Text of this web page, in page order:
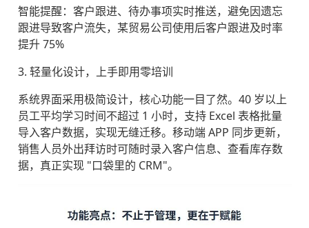
智能提醒：客户跟进、待办事项实时推送，避免因遗忘
跟进导致客户流失，某贸易公司使用后客户跟进及时率
提升 75%
3. 轻量化设计，上手即用零培训
系统界面采用极简设计，核心功能一目了然。40 岁以上
员工平均学习时间不超过 1 小时，支持 Excel 表格批量
导入客户数据，实现无缝迁移。移动端 APP 同步更新，
销售人员外出拜访时可随时录入客户信息、查看库存数
据，真正实现 "口袋里的 CRM"。